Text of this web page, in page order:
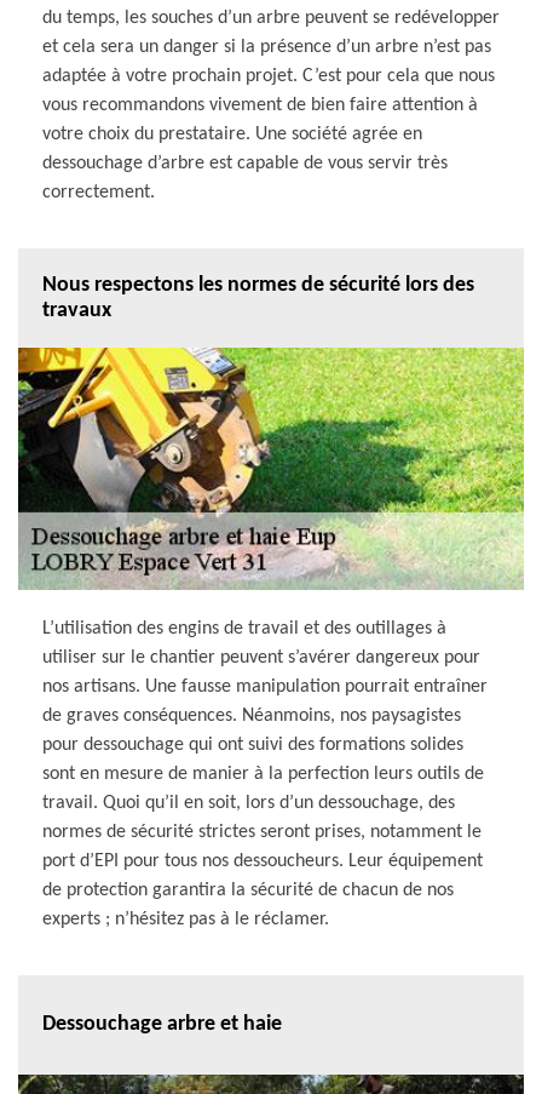
du temps, les souches d’un arbre peuvent se redévelopper
et cela sera un danger si la présence d’un arbre n’est pas
adaptée à votre prochain projet. C’est pour cela que nous
vous recommandons vivement de bien faire attention à
votre choix du prestataire. Une société agrée en
dessouchage d’arbre est capable de vous servir très
correctement.
Nous respectons les normes de sécurité lors des
travaux
L’utilisation des engins de travail et des outillages à
utiliser sur le chantier peuvent s’avérer dangereux pour
nos artisans. Une fausse manipulation pourrait entraîner
de graves conséquences. Néanmoins, nos paysagistes
pour dessouchage qui ont suivi des formations solides
sont en mesure de manier à la perfection leurs outils de
travail. Quoi qu’il en soit, lors d’un dessouchage, des
normes de sécurité strictes seront prises, notamment le
port d’EPI pour tous nos dessoucheurs. Leur équipement
de protection garantira la sécurité de chacun de nos
experts ; n’hésitez pas à le réclamer.
Dessouchage arbre et haie